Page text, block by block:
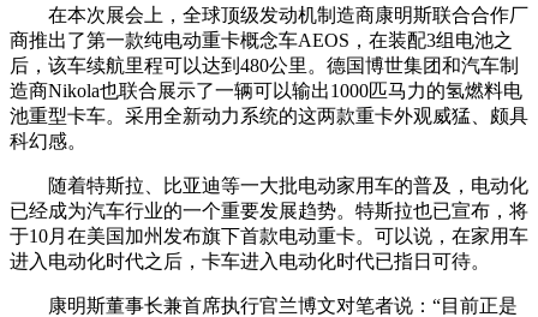
在本次展会上，全球顶级发动机制造商康明斯联合合作厂
商推出了第一款纯电动重卡概念车AEOS，在装配3组电池之
后，该车续航里程可以达到480公里。德国博世集团和汽车制
造商Nikola也联合展示了一辆可以输出1000匹马力的氢燃料电
池重型卡车。采用全新动力系统的这两款重卡外观威猛、颇具
科幻感。
随着特斯拉、比亚迪等一大批电动家用车的普及，电动化
已经成为汽车行业的一个重要发展趋势。特斯拉也已宣布，将
于10月在美国加州发布旗下首款电动重卡。可以说，在家用车
进入电动化时代之后，卡车进入电动化时代已指日可待。
康明斯董事长兼首席执行官兰博文对笔者说：“目前正是